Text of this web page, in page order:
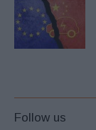
Follow us